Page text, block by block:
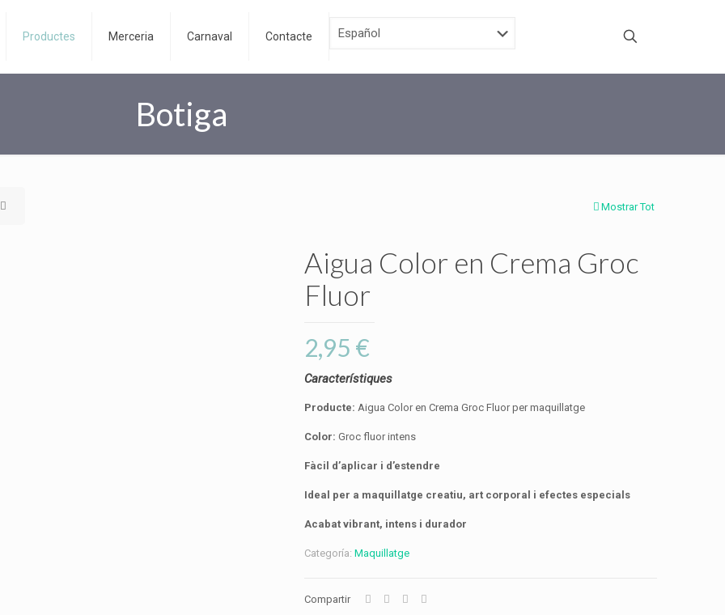
Productes Merceria Carnaval Contacte
Botiga
Mostrar Tot
Aigua Color en Crema Groc
Fluor
2,95 €
Característiques
Producte: Aigua Color en Crema Groc Fluor per maquillatge
Color: Groc fluor intens
Fàcil d’aplicar i d’estendre
Ideal per a maquillatge creatiu, art corporal i efectes especials
Acabat vibrant, intens i durador
Categoría:Maquillatge
Compartir